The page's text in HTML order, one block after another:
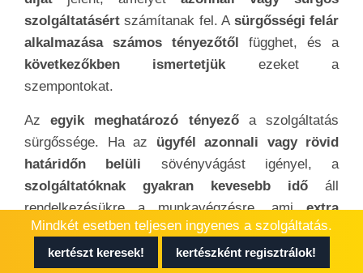
szolgáltatásértszámítanak fel. A sürgősségi felár
alkalmazása számos tényezőtől függhet, és a
következőkben ismertetjük ezeket a
szempontokat.
Azegyik meghatározó tényező a szolgáltatás
sürgőssége. Ha az ügyfél azonnali vagy rövid
határidőn belüli sövényvágást igényel, a
szolgáltatóknak gyakran kevesebb idő áll
rendelkezésükre a munkavégzésre, amiextra
munkaerő és rugalmasság igénybevételéveljár.
Ezért asürgősségi felár a szolgáltatások
Mindkét esetben teljesen ingyenes a szolgáltatás.
kertészt keresek! kertészként regisztrálok!